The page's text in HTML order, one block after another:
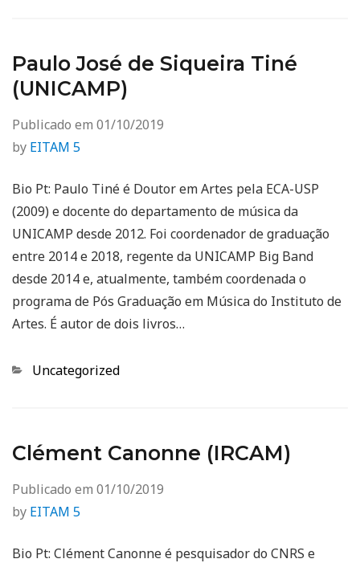
Paulo José de Siqueira Tiné
(UNICAMP)
Publicado em 01/10/2019
by EITAM 5
Bio Pt: Paulo Tiné é Doutor em Artes pela ECA-USP
(2009) e docente do departamento de música da
UNICAMP desde 2012. Foi coordenador de graduação
entre 2014 e 2018, regente da UNICAMP Big Band
desde 2014 e, atualmente, também coordenada o
programa de Pós Graduação em Música do Instituto de
Artes. É autor de dois livros…
Categorias
Uncategorized
Clément Canonne (IRCAM)
Publicado em 01/10/2019
by EITAM 5
Bio Pt: Clément Canonne é pesquisador do CNRS e